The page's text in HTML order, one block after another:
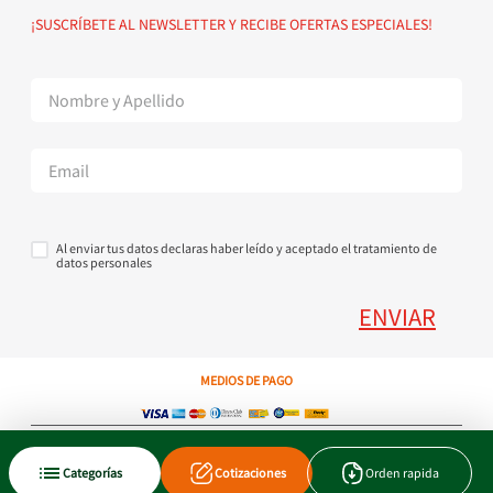
Categorías Cotizaciones Orden rapida
Suscribete al Newsletter
Superintendencia de Industria y Comercio
¡SUSCRÍBETE AL NEWSLETTER Y RECIBE OFERTAS ESPECIALES!
Al enviar tus datos declaras haber leído y aceptado el tratamiento de
datos personales
ENVIAR
MEDIOS DE PAGO
Copyright © 2023 JEN SA. Derechos Reservados. Util.com.co.